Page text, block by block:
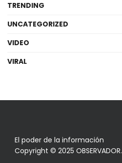
TRENDING
UNCATEGORIZED
VIDEO
VIRAL
El poder de la información
Copyright © 2025 OBSERVADOR.